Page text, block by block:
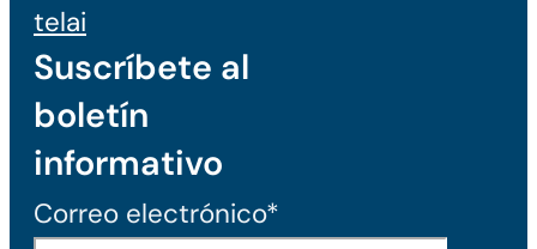
telai
Suscríbete al
boletín
informativo
Correo electrónico*